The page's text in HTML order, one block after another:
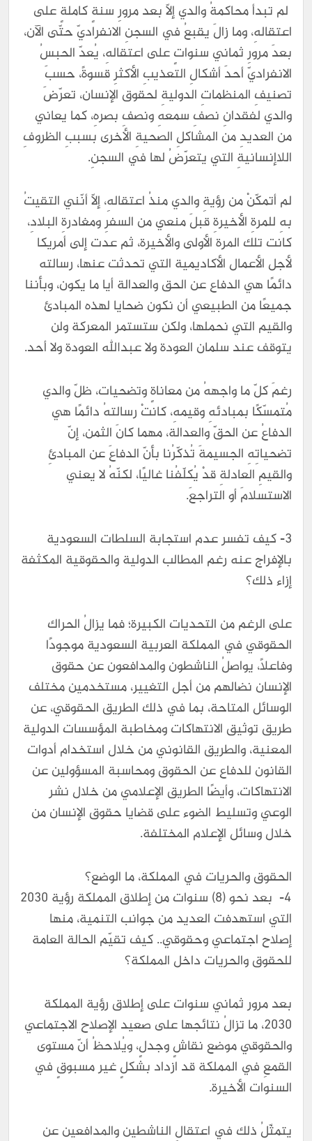
لم تبدأ محاكمةُ والدي إلّا بعد مرورِ سنةٍ كاملةٍ على
اعتقالهِ، وما زالَ يقبعُ في السجنِ الانفراديّ حتّى الآن،
بعدَ مرورِ ثماني سنواتٍ على اعتقالهِ، يُعدّ الحبسُ
الانفراديّ أحدَ أشكالِ التعذيبِ الأكثرِ قسوةً، حسبَ
تصنيفِ المنظماتِ الدوليةِ لحقوق الإنسان، تعرّضَ
والدي لفقدانِ نصفِ سمعهِ ونصفِ بصرهِ، كما يعاني
من العديدِ من المشاكلِ الصحيةِ الأخرى بسببِ الظروفِ
اللاإنسانيةِ التي يتعرّضُ لها في السجنِ.
لم أتمكّنْ من رؤيةِ والدي منذُ اعتقالهِ، إلّا أنّني التقيتُ
بهِ للمرةِ الأخيرةِ قبلَ منعي من السفرِ ومغادرةِ البلادِ،
كانت تلك المرة الأولى والأخيرة، ثم عدت إلى أمريكا
لأجل الأعمال الأكاديمية التي تحدثت عنها، رسالته
دائمًا هي الدفاع عن الحق والعدالة أيا ما يكون، وبأننا
جميعًا من الطبيعي أن نكون ضحايا لهذه المبادئ
والقيم التي نحملها، ولكن ستستمر المعركة ولن
يتوقف عند سلمان العودة ولا عبدالله العودة ولا أحد.
رغمَ كلّ ما واجههُ من معاناةٍ وتضحيات، ظلّ والدي
مُتمسّكًا بمبادئهِ وقيمهِ، كانتْ رسالتهُ دائمًا هي
الدفاعُ عن الحقّ والعدالة، مهما كانَ الثمن، إنّ
تضحياتِهِ الجسيمةَ تُذكّرُنا بأنّ الدفاعَ عن المبادئِ
والقيمِ العادلةِ قدْ يُكلّفُنا غاليًا، لكنّهُ لا يعني
الاستسلامَ أو التراجعَ.
3- كيف تفسر عدم استجابة السلطات السعودية
بالإفراج عنه رغم المطالب الدولية والحقوقية المكثفة
إزاء ذلك؟
على الرغم من التحديات الكبيرة؛ فما يزالُ الحراك
الحقوقي في المملكة العربية السعودية موجودًا
وفاعلًا، يواصلُ الناشطون والمدافعون عن حقوق
الإنسان نضالهم من أجل التغيير، مستخدمين مختلف
الوسائل المتاحة، بما في ذلك الطريق الحقوقي، عن
طريق توثيق الانتهاكات ومخاطبة المؤسسات الدولية
المعنية، والطريق القانوني من خلال استخدام أدوات
القانون للدفاع عن الحقوق ومحاسبة المسؤولين عن
الانتهاكات، وأيضًا الطريق الإعلامي من خلال نشر
الوعي وتسليط الضوء على قضايا حقوق الإنسان من
خلال وسائل الإعلام المختلفة.
الحقوق والحريات في المملكة، ما الوضع؟
4- بعد نحو (8) سنوات من إطلاق المملكة رؤية 2030
التي استهدفت العديد من جوانب التنمية، منها
إصلاح اجتماعي وحقوقي.. كيف تقيّم الحالة العامة
للحقوق والحريات داخل المملكة؟
بعد مرور ثماني سنوات على إطلاق رؤية المملكة
2030، ما تزالُ نتائجها على صعيد الإصلاح الاجتماعي
والحقوقي موضع نقاشٍ وجدلٍ، ويُلاحظُ أنّ مستوى
القمعِ في المملكة قد ازداد بشكلٍ غير مسبوقٍ في
السنوات الأخيرة.
يتمثّلُ ذلك في اعتقالِ الناشطين والمدافعين عن